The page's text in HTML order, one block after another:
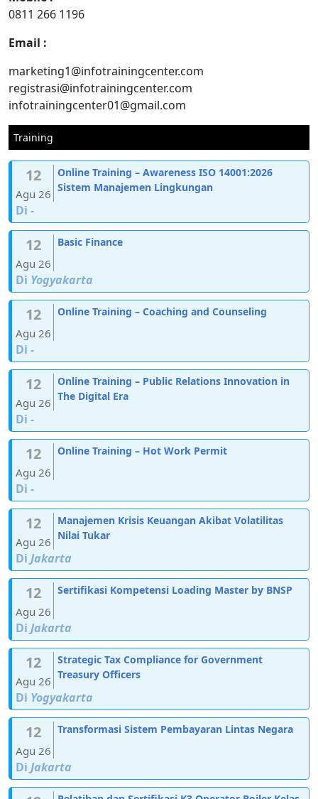
0811 266 1196
Email :
marketing1@infotrainingcenter.com
registrasi@infotrainingcenter.com
infotrainingcenter01@gmail.com
Training
12
Agu 26
Online Training – Awareness ISO 14001:2026
Sistem Manajemen Lingkungan
Di -
12
Agu 26
Basic Finance
Di Yogyakarta
12
Agu 26
Online Training – Coaching and Counseling
Di -
12
Agu 26
Online Training – Public Relations Innovation in
The Digital Era
Di -
12
Agu 26
Online Training – Hot Work Permit
Di -
12
Agu 26
Manajemen Krisis Keuangan Akibat Volatilitas
Nilai Tukar
Di Jakarta
12
Agu 26
Sertifikasi Kompetensi Loading Master by BNSP
Di Jakarta
12
Agu 26
Strategic Tax Compliance for Government
Treasury Officers
Di Yogyakarta
12
Agu 26
Transformasi Sistem Pembayaran Lintas Negara
Di Jakarta